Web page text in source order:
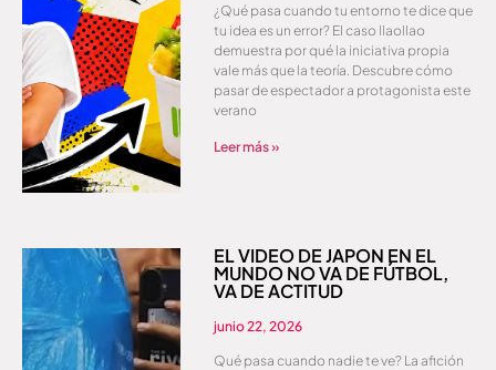
¿Qué pasa cuando tu entorno te dice que
tu idea es un error? El caso llaollao
demuestra por qué la iniciativa propia
vale más que la teoría. Descubre cómo
pasar de espectador a protagonista este
verano
Leer más »
EL VÍDEO DE JAPÓN EN EL
MUNDO NO VA DE FÚTBOL,
VA DE ACTITUD
junio 22, 2026
Qué pasa cuando nadie te ve? La afición